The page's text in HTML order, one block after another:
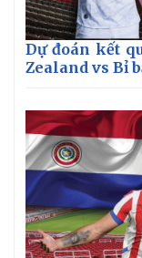
Dự đoán kết